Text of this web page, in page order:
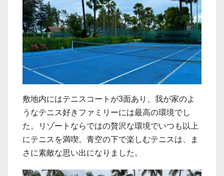
敷地内にはテニスコートが3面あり、我が家のよ
うなテニス好きファミリーには最高の環境でし
た。リゾートならではの贅沢な環境でいつも以上
にテニスを満喫。青空の下で楽しむテニスは、ま
さに素敵な思い出になりました。